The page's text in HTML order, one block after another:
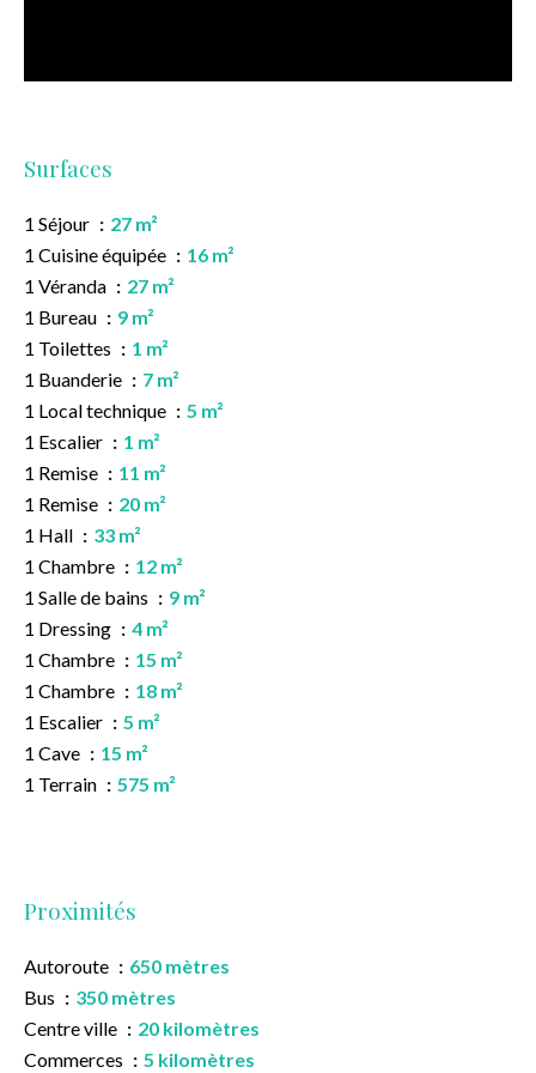
Surfaces
1 Séjour
27 m²
1 Cuisine équipée
16 m²
1 Véranda
27 m²
1 Bureau
9 m²
1 Toilettes
1 m²
1 Buanderie
7 m²
1 Local technique
5 m²
1 Escalier
1 m²
1 Remise
11 m²
1 Remise
20 m²
1 Hall
33 m²
1 Chambre
12 m²
1 Salle de bains
9 m²
1 Dressing
4 m²
1 Chambre
15 m²
1 Chambre
18 m²
1 Escalier
5 m²
1 Cave
15 m²
1 Terrain
575 m²
Proximités
Autoroute
650 mètres
Bus
350 mètres
Centre ville
20 kilomètres
Commerces
5 kilomètres